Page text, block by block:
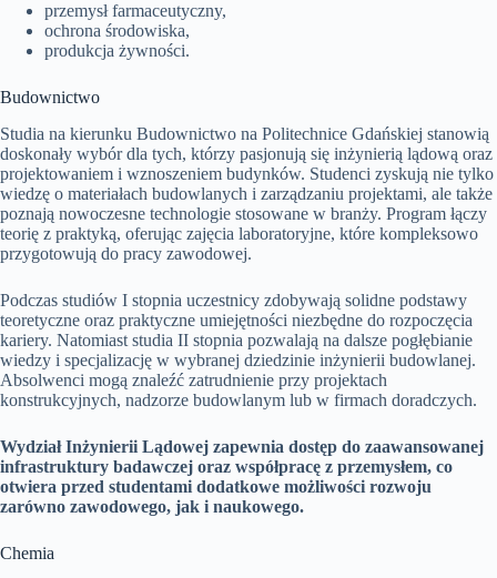
przemysł farmaceutyczny,
ochrona środowiska,
produkcja żywności.
Budownictwo
Studia na kierunku Budownictwo na Politechnice Gdańskiej stanowią
doskonały wybór dla tych, którzy pasjonują się inżynierią lądową oraz
projektowaniem i wznoszeniem budynków. Studenci zyskują nie tylko
wiedzę o materiałach budowlanych i zarządzaniu projektami, ale także
poznają nowoczesne technologie stosowane w branży. Program łączy
teorię z praktyką, oferując zajęcia laboratoryjne, które kompleksowo
przygotowują do pracy zawodowej.
Podczas studiów I stopnia uczestnicy zdobywają solidne podstawy
teoretyczne oraz praktyczne umiejętności niezbędne do rozpoczęcia
kariery. Natomiast studia II stopnia pozwalają na dalsze pogłębianie
wiedzy i specjalizację w wybranej dziedzinie inżynierii budowlanej.
Absolwenci mogą znaleźć zatrudnienie przy projektach
konstrukcyjnych, nadzorze budowlanym lub w firmach doradczych.
Wydział Inżynierii Lądowej zapewnia dostęp do zaawansowanej
infrastruktury badawczej oraz współpracę z przemysłem, co
otwiera przed studentami dodatkowe możliwości rozwoju
zarówno zawodowego, jak i naukowego.
Chemia